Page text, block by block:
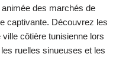
des marchés de
captivante. Découvrez les
côtière tunisienne lors
ruelles sinueuses et les